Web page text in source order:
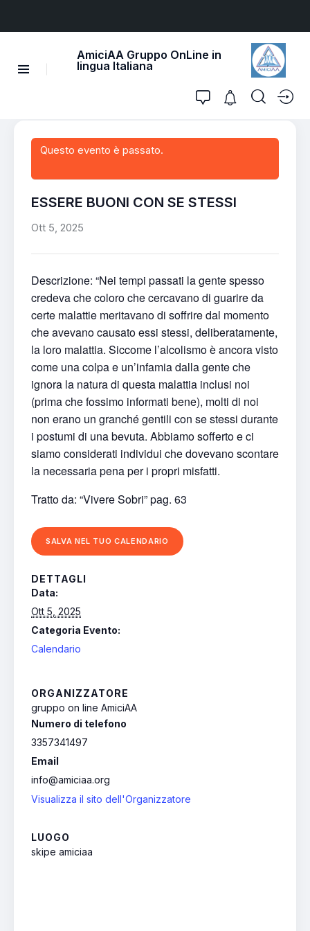
AmiciAA Gruppo OnLine in
lingua Italiana
Questo evento è passato.
ESSERE BUONI CON SE STESSI
Ott 5, 2025
Descrizione: “Nei tempi passati la gente spesso
credeva che coloro che cercavano di guarire da
certe malattie meritavano di soffrire dal momento
che avevano causato essi stessi, deliberatamente,
la loro malattia. Siccome l’alcolismo è ancora visto
come una colpa e un’infamia dalla gente che
ignora la natura di questa malattia inclusi noi
(prima che fossimo informati bene), molti di noi
non erano un granché gentili con se stessi durante
i postumi di una bevuta. Abbiamo sofferto e ci
siamo considerati individui che dovevano scontare
la necessaria pena per i propri misfatti.
Tratto da: “Vivere Sobri” pag. 63
SALVA NEL TUO CALENDARIO
DETTAGLI
Data:
Ott 5, 2025
Categoria Evento:
Calendario
ORGANIZZATORE
gruppo on line AmiciAA
Numero di telefono
3357341497
Email
info@amiciaa.org
Visualizza il sito dell'Organizzatore
LUOGO
skipe amiciaa